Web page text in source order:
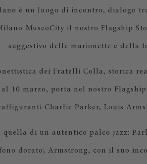
è un luogo di incontro, dialogo
MuseoCity il nostro Flagship
suggestivo delle marionette e della
dei Fratelli Colla, storica
10 marzo, porta nel nostro Flagship
Charlie Parker, Louis
quella di un autentico palco jazz:
dorato; Armstrong, con il suo